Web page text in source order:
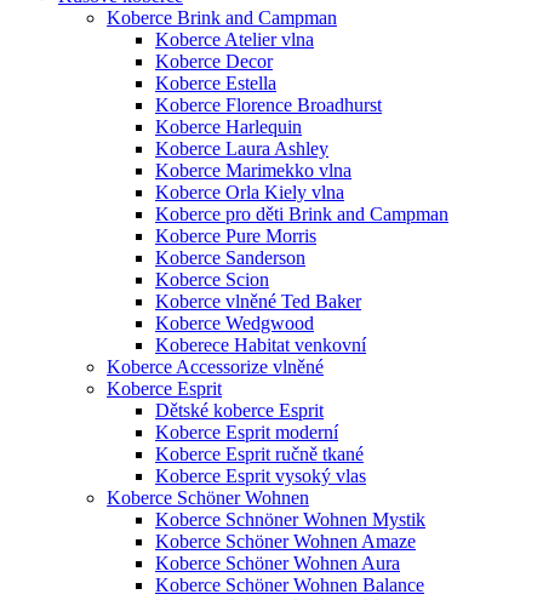
Koberce Brink and Campman
Koberce Atelier vlna
Koberce Decor
Koberce Estella
Koberce Florence Broadhurst
Koberce Harlequin
Koberce Laura Ashley
Koberce Marimekko vlna
Koberce Orla Kiely vlna
Koberce pro děti Brink and Campman
Koberce Pure Morris
Koberce Sanderson
Koberce Scion
Koberce vlněné Ted Baker
Koberce Wedgwood
Koberece Habitat venkovní
Koberce Accessorize vlněné
Koberce Esprit
Dětské koberce Esprit
Koberce Esprit moderní
Koberce Esprit ručně tkané
Koberce Esprit vysoký vlas
Koberce Schöner Wohnen
Koberce Schnöner Wohnen Mystik
Koberce Schöner Wohnen Amaze
Koberce Schöner Wohnen Aura
Koberce Schöner Wohnen Balance